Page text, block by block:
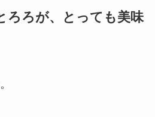
ろろが、とっても美味